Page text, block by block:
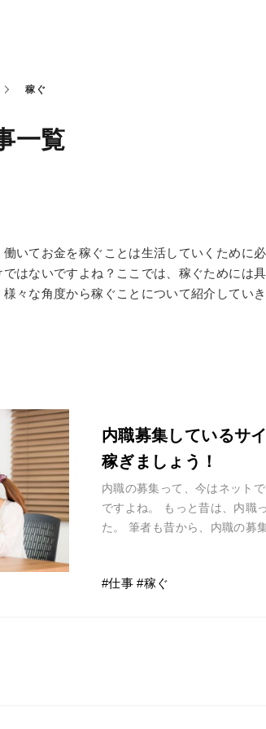
稼ぐ
一覧
いてお金を稼ぐことは生活していくために
はないですよね？ここでは、稼ぐためには
々な角度から稼ぐことについて紹介していき
内職募集しているサ
稼ぎましょう！
内職の募集って、今はネット
ですよね。 もっと昔は、内職
た。 筆者も昔から、内職の募
仕事 稼ぐ